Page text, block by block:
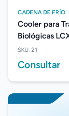
CADENA DE FRÍO
Cooler para
Biológicas
SKU: 21
Consultar